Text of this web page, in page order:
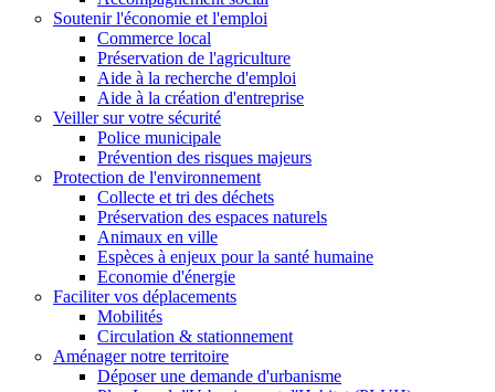
Soutenir l'économie et l'emploi
Commerce local
Préservation de l'agriculture
Aide à la recherche d'emploi
Aide à la création d'entreprise
Veiller sur votre sécurité
Police municipale
Prévention des risques majeurs
Protection de l'environnement
Collecte et tri des déchets
Préservation des espaces naturels
Animaux en ville
Espèces à enjeux pour la santé humaine
Economie d'énergie
Faciliter vos déplacements
Mobilités
Circulation & stationnement
Aménager notre territoire
Déposer une demande d'urbanisme